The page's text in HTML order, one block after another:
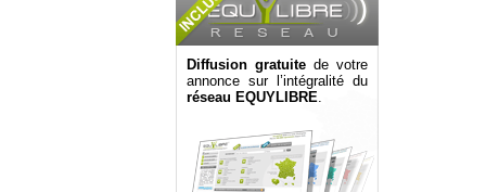
Diffusion gratuite de votre
annonce sur l’intégralité du
réseau EQUYLIBRE.